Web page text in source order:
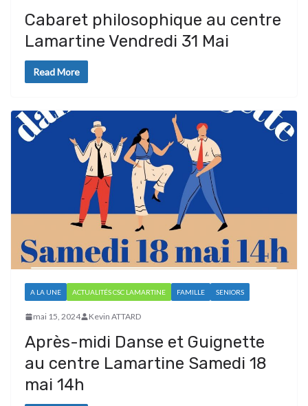
Cabaret philosophique au centre
Lamartine Vendredi 31 Mai
Read More
A LA UNE ACTUALITÉS CSC LAMARTINE FAMILLE SENIORS
mai 15, 2024 Kevin ATTARD
Après-midi Danse et Guignette
au centre Lamartine Samedi 18
mai 14h